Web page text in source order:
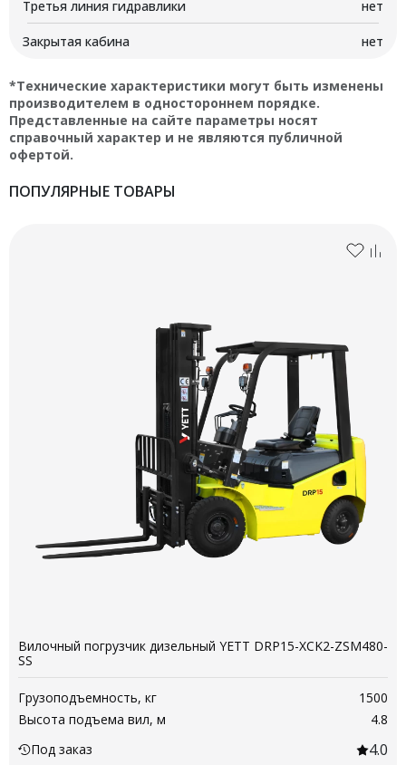
Третья линия гидравлики нет
Закрытая кабина нет
*Технические характеристики могут быть изменены
производителем в одностороннем порядке.
Представленные на сайте параметры носят
справочный характер и не являются публичной
офертой.
ПОПУЛЯРНЫЕ ТОВАРЫ
Вилочный погрузчик дизельный YETT DRP15-XCK2-ZSM480-
SS
Грузоподъемность, кг
1500
Высота подъема вил, м
4.8
Под заказ
4.0